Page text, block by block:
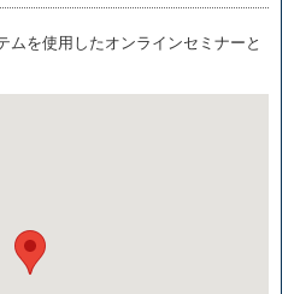
ムを使用したオンラインセミナーと